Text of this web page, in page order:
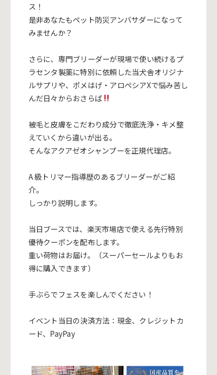
ス！
是非あなたもペット防災アンバサダーになって
みませんか？
さらに、専門ブリーダーが現場で使い続けるプ
ラセンタ製薬に特別に依頼した当犬舎オリジナ
ルサプリや、ポメはげ・アロペシアXで悩み苦し
んだ日々からおさらば
被毛と皮膚をこだわり成分で徹底洗浄・キメ整
えていくから違いが出る。
そんなアクアゼオシャンプーを正規代理店。
A 級トリマー指導歴のあるブリーダーがご紹
介。
しっかり説明します。
当日ブースでは、楽天市場店で使える先行特別
優待クーポンを配布します。
重い荷物はお届け。（スーパーセールよりもお
得に購入できます）
手ぶらでフェスを楽しんでください！
イベント当日の決済方法：現金、クレジットカ
ード、PayPay